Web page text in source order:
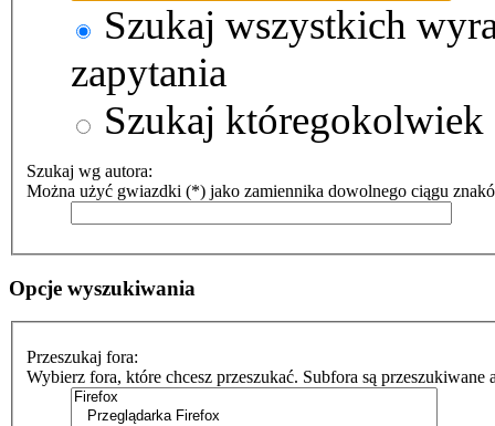
Szukaj wszystkich
zapytania
Szukaj któregokolwiek
Szukaj wg autora:
Można użyć gwiazdki (*) jako zamiennika dowolnego ciągu
Opcje wyszukiwania
Przeszukaj fora:
Wybierz fora, które chcesz przeszukać. Subfora są